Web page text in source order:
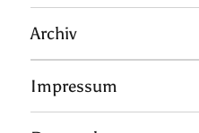
Archiv
Impressum